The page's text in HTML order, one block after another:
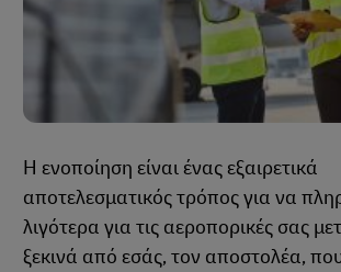
Η ενοποίηση είναι ένας εξαιρετικά
αποτελεσματικός τρόπος για να
λιγότερα για τις αεροπορικές σας
ξεκινά από εσάς, τον αποστολέα,